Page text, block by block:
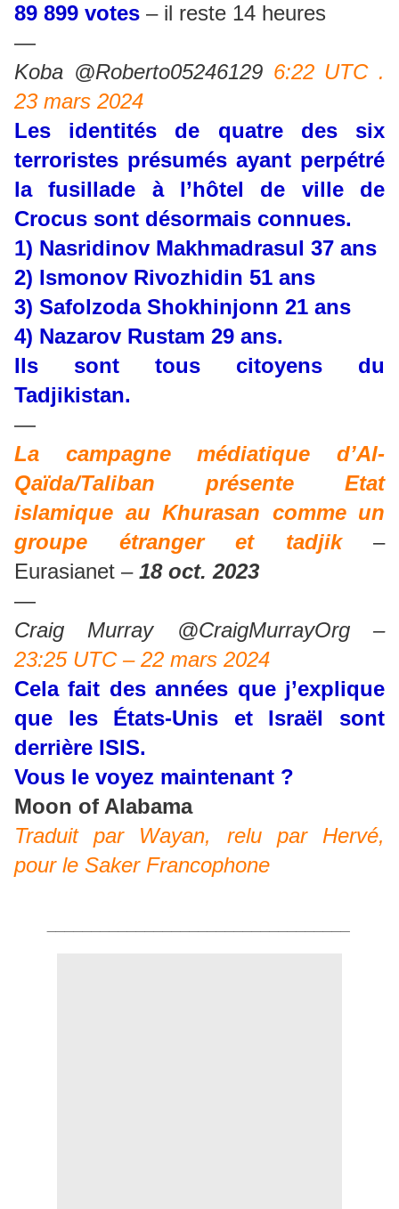
89 899 votes – il reste 14 heures
—
Koba @Roberto05246129 6:22 UTC .
23 mars 2024
Les identités de quatre des six
terroristes présumés ayant perpétré
la fusillade à l’hôtel de ville de
Crocus sont désormais connues.
1) Nasridinov Makhmadrasul 37 ans
2) Ismonov Rivozhidin 51 ans
3) Safolzoda Shokhinjonn 21 ans
4) Nazarov Rustam 29 ans.
Ils sont tous citoyens du
Tadjikistan.
—
La campagne médiatique d’Al-
Qaïda/Taliban présente Etat
islamique au Khurasan comme un
groupe étranger et tadjik
–
Eurasianet – 18 oct. 2023
—
Craig Murray @CraigMurrayOrg –
23:25 UTC – 22 mars 2024
Cela fait des années que j’explique
que les États-Unis et Israël sont
derrière ISIS.
Vous le voyez maintenant ?
Moon of Alabama
Traduit par Wayan, relu par Hervé,
pour le Saker Francophone